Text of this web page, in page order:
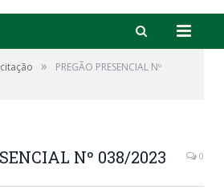
»
PREGÃO PRESENCIAL Nº
Nº 038/2023 0